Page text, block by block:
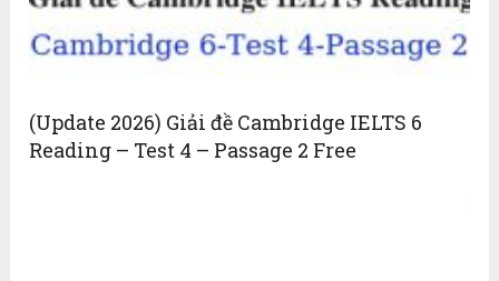
(Update 2026) Giải đề Cambridge IELTS 6
Reading – Test 4 – Passage 2 Free